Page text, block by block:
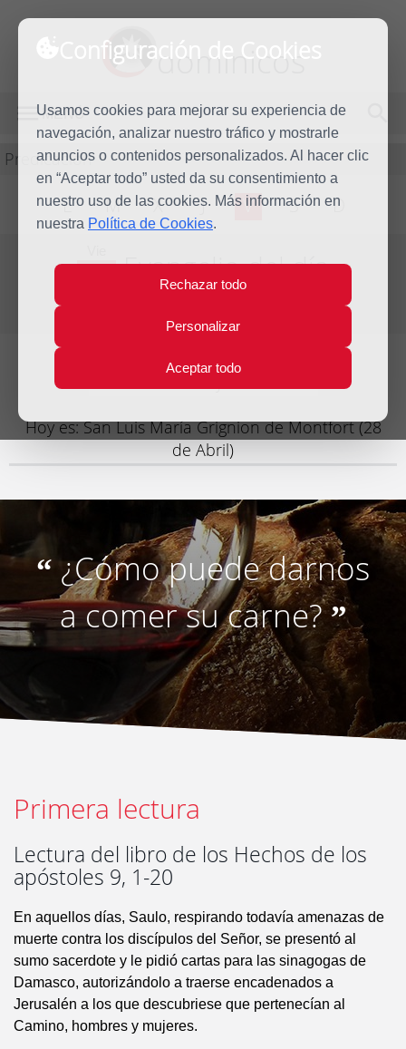
Configuración de Cookies
Usamos cookies para mejorar su experiencia de
navegación, analizar nuestro tráfico y mostrarle
anuncios o contenidos personalizados. Al hacer clic
en “Aceptar todo” usted da su consentimiento a
nuestro uso de las cookies. Más información en
nuestra Política de Cookies.
Rechazar todo
Personalizar
Aceptar todo
dominicos
MENÚ
Predicación
L M X J V S D
28 Evangelio del día
Lecturas del día y comentario
Hoy es: San Luis María Grignion de Montfort (28
de Abril)
“ ¿Cómo puede darnos
a comer su carne?”
Primera lectura
Lectura del libro de los Hechos de los
apóstoles 9, 1-20
En aquellos días, Saulo, respirando todavía amenazas de
muerte contra los discípulos del Señor, se presentó al
sumo sacerdote y le pidió cartas para las sinagogas de
Damasco, autorizándolo a traerse encadenados a
Jerusalén a los que descubriese que pertenecían al
Camino, hombres y mujeres.